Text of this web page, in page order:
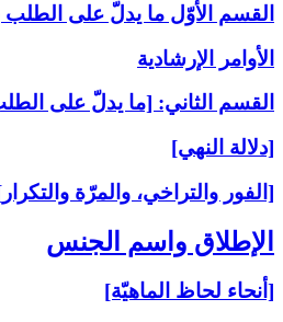
القسم الأوّل ما يدلّ على الطلب
الأوامر الإرشادية
القسم الثاني: [ما يدلّ على
[دلالة النهي]
[الفور والتراخي، والمرّة
الإطلاق واسم الجنس‏
[أنحاء لحاظ الماهيّة]